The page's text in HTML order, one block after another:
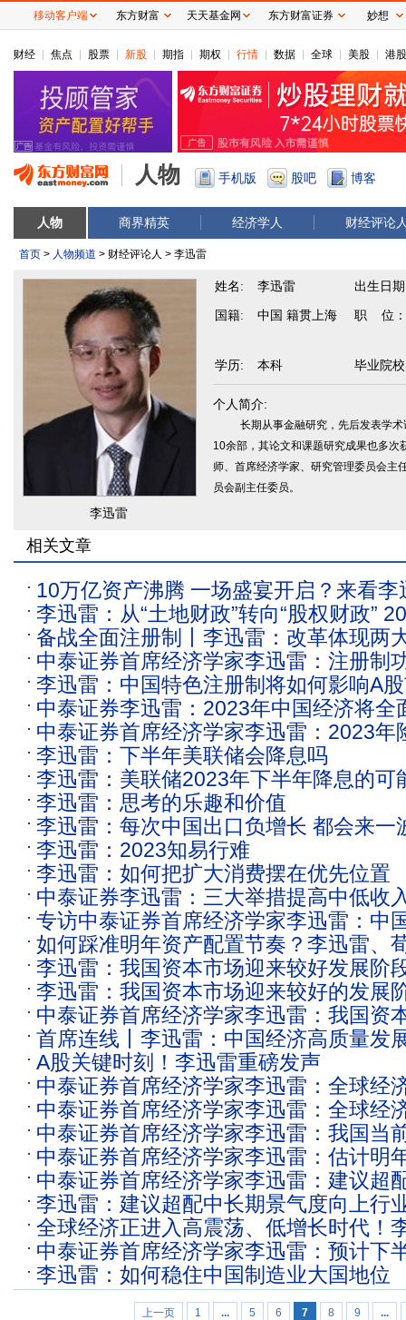
财经 焦点 股票 新股 期指 期权 行情 数据 全球 美股 港股
人物 手机版 股吧 博客
人物 商界精英 经济学人 财经评论
首页 > 人物频道 > 财经评论人 > 李迅雷
李迅雷
姓名: 李迅雷 出生日
国籍: 中国 籍贯上海 职 位：
学历: 本科 毕业院
个人简介:
长期从事金融研究，先后发表学
10余部，其论文和课题研究成果也多次
师、首席经济学家、研究管理委员会主
员会副主任委员。
相关文章
10万亿资产沸腾 一场盛宴开启？来看李
李迅雷：从“土地财政”转向“股权财政”
应对之策
备战全面注册制丨李迅雷：改革体现两
年至明年A股或存在繁荣基础
中泰证券首席经济学家李迅雷：注册制
退市率逐年提高
李迅雷：中国特色注册制将如何影响A
中泰证券李迅雷：2023年中国经济将全
速有望超过5%
中泰证券首席经济学家李迅雷：2023年
对权益资产的持有比例
李迅雷：下半年美联储会降息吗
李迅雷：美联储2023年下半年降息的可
李迅雷：思考的乐趣和价值
李迅雷：每次中国出口负增长 都会来一
期待股市行情来一波？
李迅雷：2023知易行难
李迅雷：如何把扩大消费摆在优先位置
中泰证券李迅雷：三大举措提高中低收
平
专访中泰证券首席经济学家李迅雷：中
费主导模式转型
如何踩准明年资产配置节奏？李迅雷、
等大咖这样说
李迅雷：我国资本市场迎来较好发展阶
李迅雷：我国资本市场迎来较好的发展
中泰证券首席经济学家李迅雷：我国资
的发展阶段
首席连线丨李迅雷：中国经济高质量发
里
A股关键时刻！李迅雷重磅发声
中泰证券首席经济学家李迅雷：全球经
中国经济的转型机遇
中泰证券首席经济学家李迅雷：全球经
还是低增长、高震荡
中泰证券首席经济学家李迅雷：我国当
主要来自房地产行业
中泰证券首席经济学家李迅雷：估计明
速将低于3%
中泰证券首席经济学家李迅雷：建议超
度向上行业
李迅雷：建议超配中长期景气度向上行
全球经济正进入高震荡、低增长时代！
有机 大资管行业或迎来大发展
中泰证券首席经济学家李迅雷：预计下
基本面趋于稳定
李迅雷：如何稳住中国制造业大国地位
上一页 1 ... 5 6 7 8 9 ...
移动客户端 东方财富 天天基金网 东方财富证券 妙想